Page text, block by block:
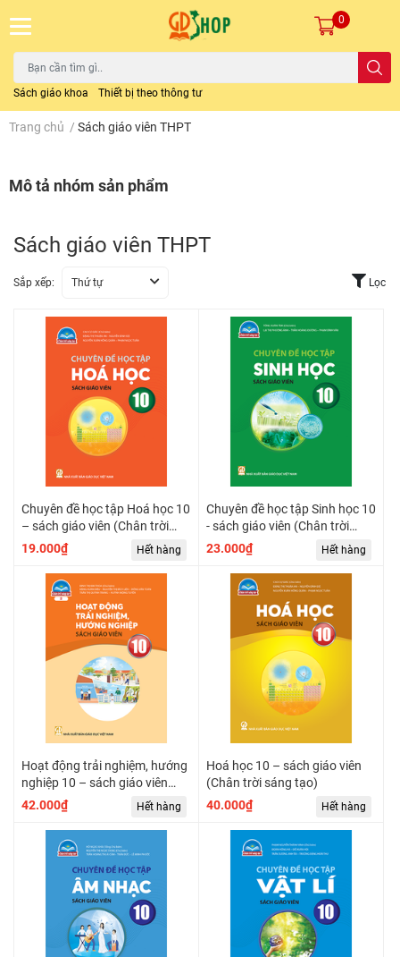
Sách giáo khoa Thiết bị theo thông tư
0
Trang chủ / Sách giáo viên THPT
Mô tả nhóm sản phẩm
Sách giáo viên THPT
Sắp xếp: Thứ tự Lọc
Chuyên đề học tập Hoá học 10
– sách giáo viên (Chân trời
sáng tạo)
19.000₫ Hết hàng
Chuyên đề học tập Sinh học 10
- sách giáo viên (Chân trời
sáng tạo)
23.000₫ Hết hàng
Hoạt động trải nghiệm, hướng
nghiệp 10 – sách giáo viên
(Chân trời sáng tạo) (Bản 2)
42.000₫ Hết hàng
Hoá học 10 – sách giáo viên
(Chân trời sáng tạo)
40.000₫
Hết hàng